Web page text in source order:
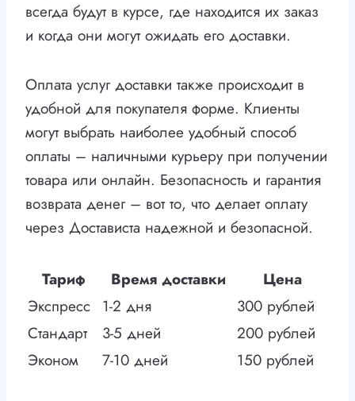
всегда будут в курсе, где находится их заказ
и когда они могут ожидать его доставки.
Оплата услуг доставки также происходит в
удобной для покупателя форме. Клиенты
могут выбрать наиболее удобный способ
оплаты – наличными курьеру при получении
товара или онлайн. Безопасность и гарантия
возврата денег – вот то, что делает оплату
через Достависта надежной и безопасной.
Тариф Время доставки
Цена
Экспресс 1-2 дня
300 рублей
Стандарт
3-5 дней
200 рублей
Эконом
7-10 дней 150 рублей